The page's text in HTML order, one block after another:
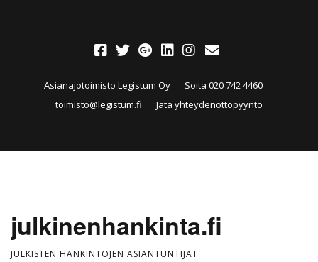
Asianajotoimisto Legistum Oy
Soita 020 742 4460
toimisto@legistum.fi
Jätä yhteydenottopyyntö
julkinenhankinta.fi
JULKISTEN HANKINTOJEN ASIANTUNTIJAT